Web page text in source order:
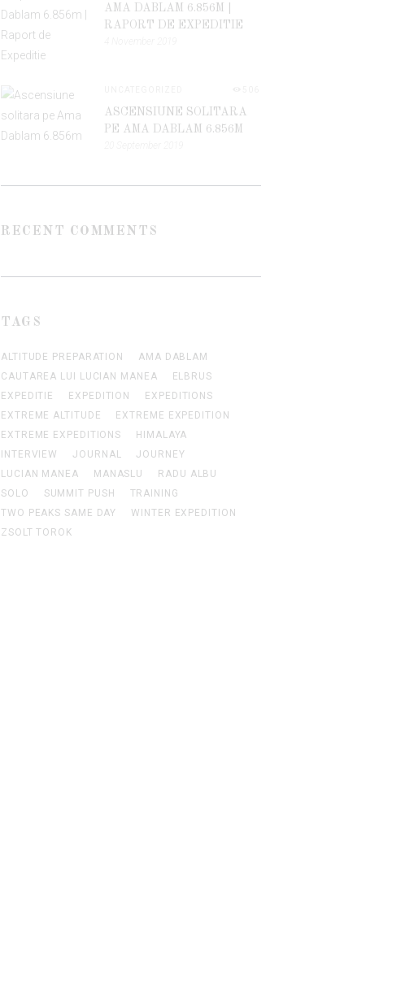
AMA DABLAM 6.856M |
RAPORT DE EXPEDITIE
ASCENSIUNE SOLITARA
PE AMA DABLAM 6.856M
RECENT COMMENTS
TAGS
ALTITUDE PREPARATION
AMA DABLAM
CAUTAREA LUI LUCIAN MANEA
ELBRUS
EXPEDITIE
EXPEDITION
EXPEDITIONS
EXTREME ALTITUDE
EXTREME EXPEDITION
EXTREME EXPEDITIONS
HIMALAYA
INTERVIEW
JOURNAL
JOURNEY
LUCIAN MANEA
MANASLU
RADU ALBU
SOLO
SUMMIT PUSH
TRAINING
TWO PEAKS SAME DAY
WINTER EXPEDITION
ZSOLT TOROK